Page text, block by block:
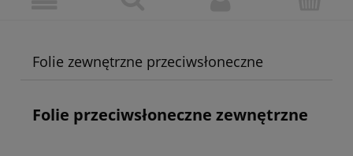
Folie zewnętrzne przeciwsłoneczne
Folie przeciwsłoneczne zewnętrzne